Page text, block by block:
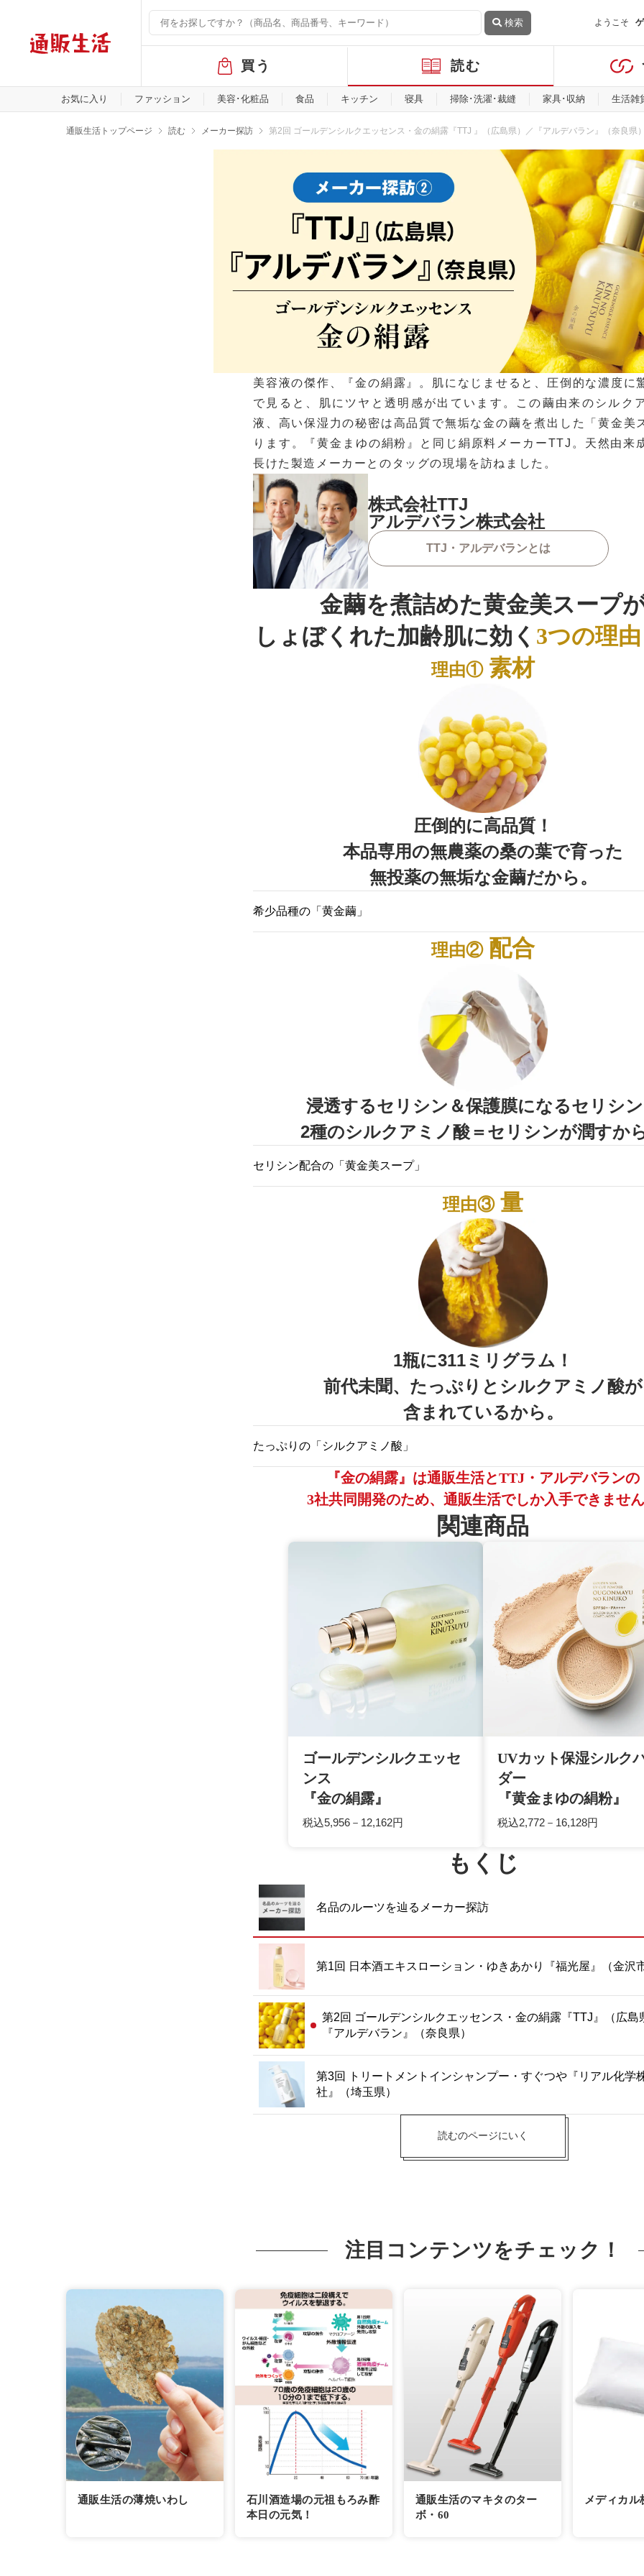
検索 ようこそ
バ
ル
メ
買う 読む
お気に入り ファッション 美容･化粧品 食品 キッチン 寝具 掃除･洗濯･裁縫 家具･収納 生活雑
通販生活トップページ 読む メーカー探訪 第2回 ゴールデンシルクエッセンス・金の絹露『TTJ 』（広島県）／『アルデバラン』（奈良県）
美容液の傑作、『金の絹露』。肌になじませると、圧倒的な濃度に
で見ると、肌にツヤと透明感が出ています。この繭由来のシルク
液、高い保湿力の秘密は高品質で無垢な金の繭を煮出した「黄金美
ります。『黄金まゆの絹粉』と同じ絹原料メーカーTTJ。天然由来
長けた製造メーカーとのタッグの現場を訪ねました。
株式会社TTJ
アルデバラン株式会社
TTJ・アルデバランとは
金繭を煮詰めた黄金美スープ
しょぼくれた加齢肌に効く 3つの理由
理由①素材
圧倒的に高品質！
本品専用の無農薬の桑の葉で育った
無投薬の無垢な金繭だから。
希少品種の「黄金繭」
絹原料メーカー・TTJの長谷川社長は、良質の絹を求めて、桑畑の
し、投薬しない無垢な繭の生産法を編み出した絹の傑人です。
絹糸づくりでは、シルクアミノ酸のかたまり、セリシンは不要物と
（精練）ますが、長谷川社長はその保湿効果に注目しました。
「一般的な化粧品に使われているシルク由来原料は、精練した絹糸
ます。だから、セリシンをほとんど含まないうえ、投薬した繭を
る。私は発想を変え、無垢な繭からセリシンを抽出したいと思ったの
数ある繭の品種から長谷川社長が選んだのは、タイのシリキット王
支援プロジェクトからうまれた希少品種の「黄金繭」です。扱いが
でも一握りの地域でしか生産されません。
美容液のための専用繭は、無垢で健康そのものです。
理由②配合
浸透するセリシン＆保護膜になるセリシン
2種のシルクアミノ酸＝セリシンが潤すから
セリシン配合の「黄金美スープ」
濃厚な保湿力を得るために長谷川社長が探究したのは、シルクアミ
「肌の角質層に浸透する低分子の『浸透型』セリシンと、肌表面に
をつくる高分子の『潤いヴェール型』セリシン。2種のセリシンの
丸2年かけ、製造担当のアルデバラン（奈良）の暮部社長とともに
結果、濃厚な保湿力を発揮する理想的なセリシン配合の「黄金美ス
ちなみに一般的な製糸用繭ではこのスープはつくれません。なぜな
長期保存のために熱乾燥（120℃前後）をかけていてセリシンが凝
煮てもセリシンが溶け出さないのです。
美容液にするための非加熱の無垢な繭を惜しみなく煮出した黄金美
理由③量
1瓶に311ミリグラム！
前代未聞、たっぷりとシルクアミノ酸が
含まれているから。
たっぷりの「シルクアミノ酸」
『金の絹露』1瓶30ミリリットルの中には、シルクアミノ酸が311
入っています。これは驚異的な含有量です。
「本品ほどたっぷりシルクアミノ酸が含まれている美容液を私は知
しご存じなら、ぜひ教えてください」と、長谷川社長は話します。
「化粧品業界では、薬品を使わず、無垢な繭を水だけで煮るなんて
かかりすぎる『非常識』です。通常は、絹糸や製糸用繭をアルカリ
で処理し、化粧品原料とします。でも私は愚直な方法で2種のセリ
質を追求したかった」
長谷川社長は熱を込めます。
「本品こそがシルク美容液の決定版である自信があります。純粋な
『金の絹露』は通販生活とTTJ・アルデバランの
3社共同開発のため、通販生活でしか入手できません
関連商品
ゴールデンシルクエッセ
ンス
『金の絹露』
税込5,956－12,162円
UVカット保湿シルク
ダー
『黄金まゆの絹粉』
税込2,772－16,128円
もくじ
名品のルーツを辿るメーカー探訪
第1回 日本酒エキスローション・ゆきあかり『福光屋』（金沢市
第2回 ゴールデンシルクエッセンス・金の絹露『TTJ』（広島
『アルデバラン』（奈良県）
第3回 トリートメントインシャンプー・すぐつや『リアル化学
社』（埼玉県）
読むのページにいく
注目コンテンツをチェック！
通販生活の薄焼いわし
石川酒造場の元祖もろみ酢
本日の元気！
通販生活のマキタのター
ボ・60
メディカル